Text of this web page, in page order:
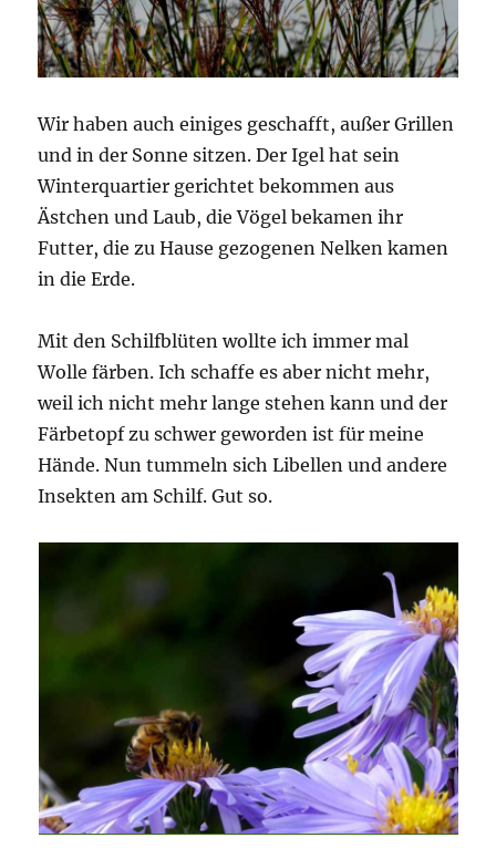
Wir haben auch einiges geschafft, außer Grillen
und in der Sonne sitzen. Der Igel hat sein
Winterquartier gerichtet bekommen aus
Ästchen und Laub, die Vögel bekamen ihr
Futter, die zu Hause gezogenen Nelken kamen
in die Erde.
Mit den Schilfblüten wollte ich immer mal
Wolle färben. Ich schaffe es aber nicht mehr,
weil ich nicht mehr lange stehen kann und der
Färbetopf zu schwer geworden ist für meine
Hände. Nun tummeln sich Libellen und andere
Insekten am Schilf. Gut so.